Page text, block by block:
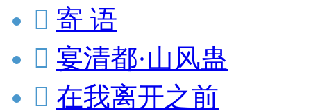
 寄 语
 宴清都·山风蛊
 在我离开之前